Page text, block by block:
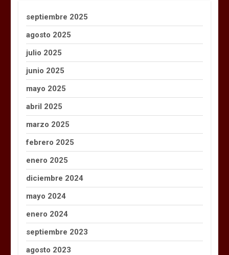
septiembre 2025
agosto 2025
julio 2025
junio 2025
mayo 2025
abril 2025
marzo 2025
febrero 2025
enero 2025
diciembre 2024
mayo 2024
enero 2024
septiembre 2023
agosto 2023